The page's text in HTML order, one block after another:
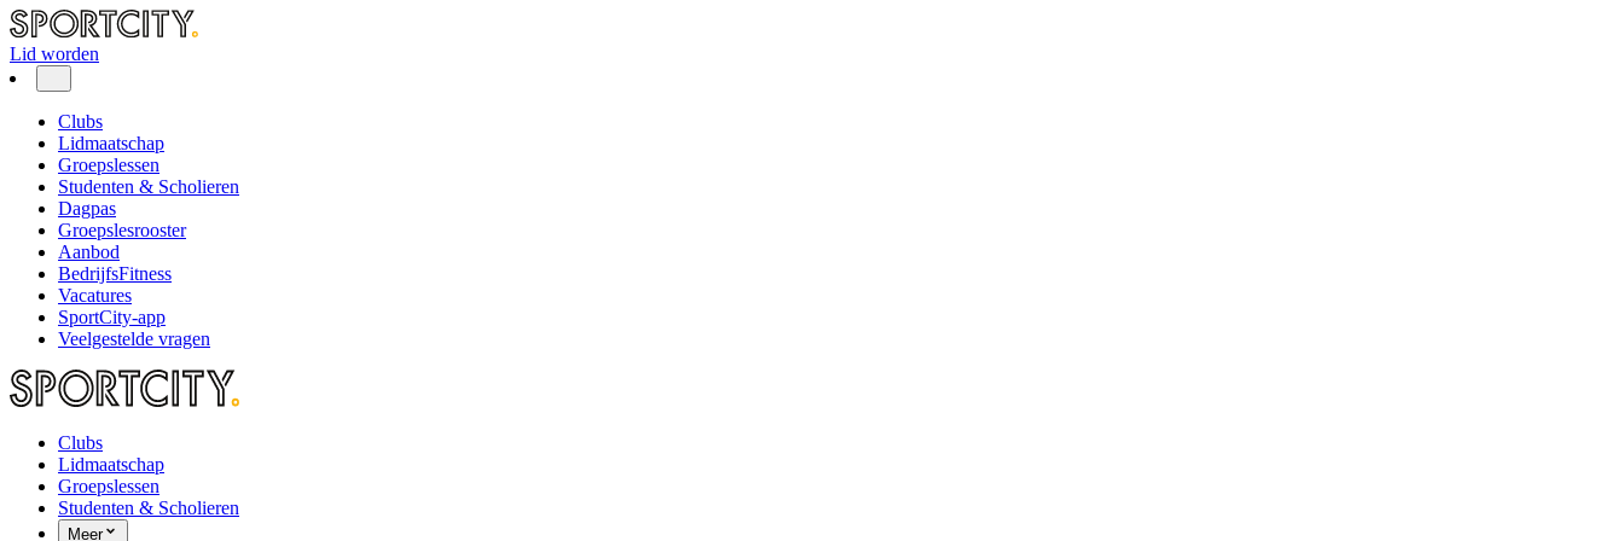
Lid worden
Clubs
Lidmaatschap
Groepslessen
Studenten & Scholieren
Dagpas
Groepslesrooster
Aanbod
BedrijfsFitness
Vacatures
SportCity-app
Veelgestelde vragen
Clubs
Lidmaatschap
Groepslessen
Studenten & Scholieren
Meer